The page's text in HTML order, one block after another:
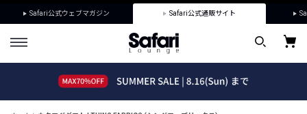
Safari公式ウェブマガジン Safari公式通販サイト